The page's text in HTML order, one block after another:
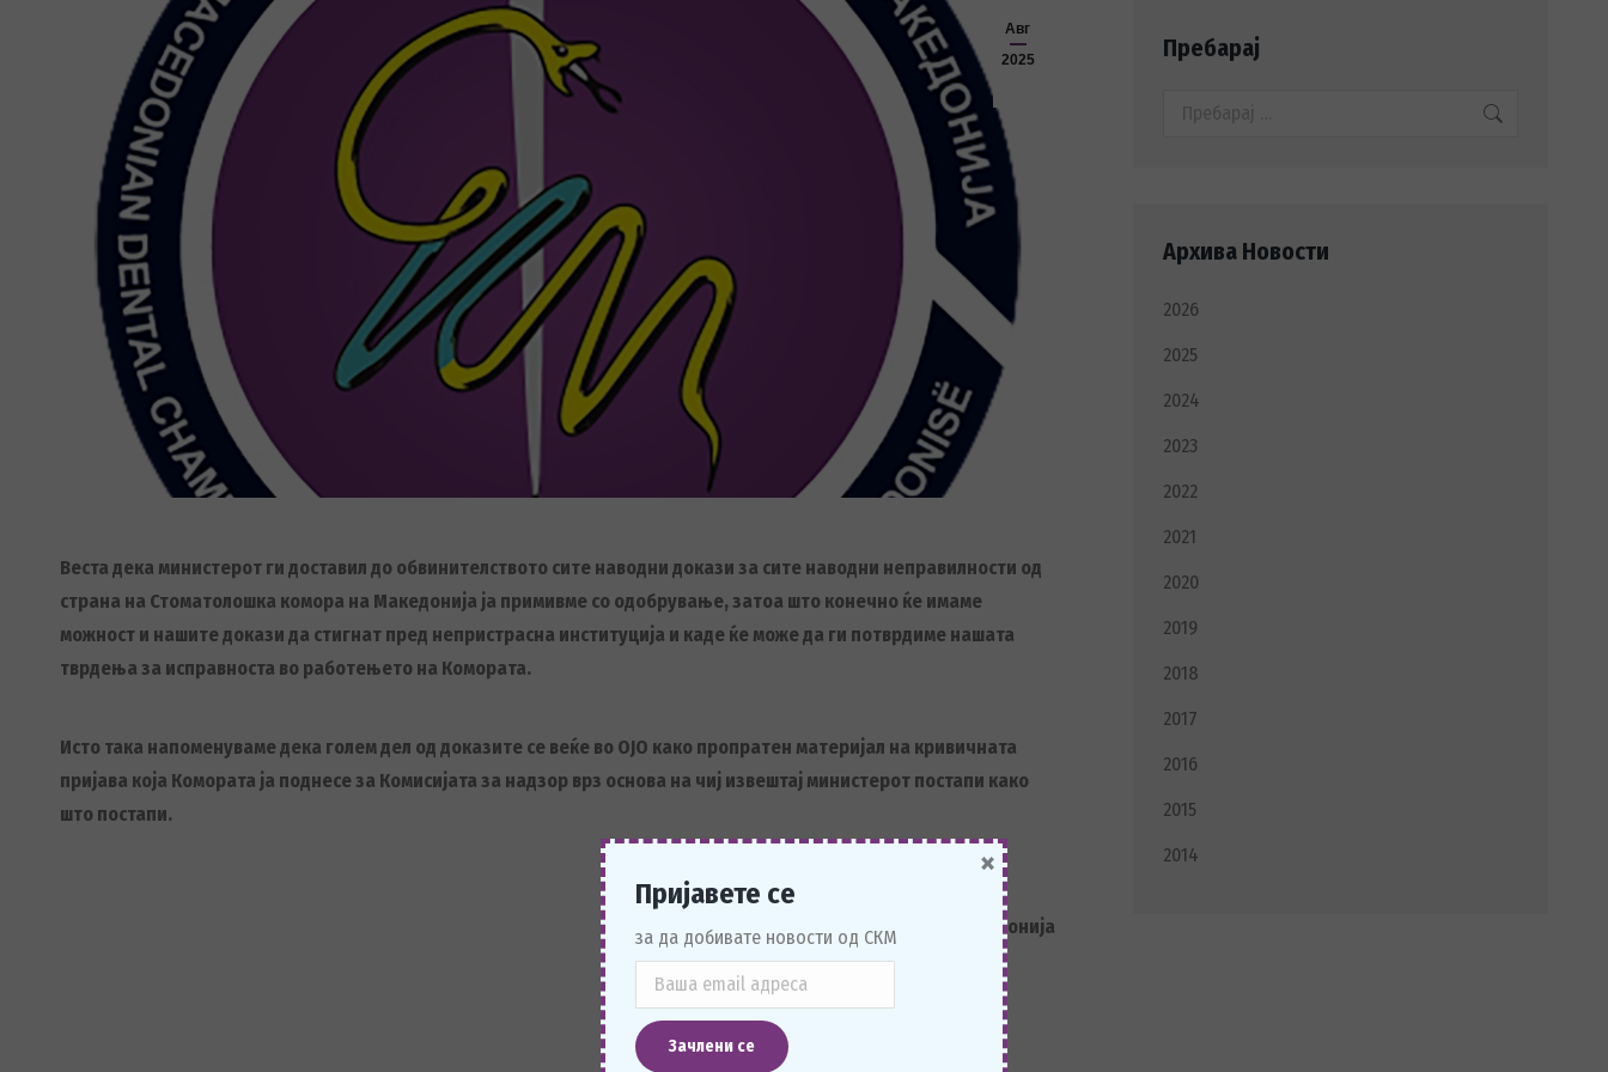
Авг
2025
Веста дека министерот ги доставил до обвинителството сите наводни докази за сите наводни неправилности од
страна на Стоматолошка комора на Македонија ја примивме со одобрување, затоа што конечно ќе имаме
можност и нашите докази да стигнат пред непристрасна институција и каде ќе може да ги потврдиме нашата
тврдења за исправноста во работењето на Комората.
Исто така напоменуваме дека голем дел од доказите се веќе во ОЈО како пропратен материјал на кривичната
пријава која Комората ја поднесе за Комисијата за надзор врз основа на чиј извештај министерот постапи како
што постапи.
Стоматолошка комора на Македонија
Пребарај
Архива Новости
2026
2025
2024
2023
2022
2021
2020
2019
2018
2017
2016
2015
2014
Пријавете се
за да добивате новости од СКМ
×